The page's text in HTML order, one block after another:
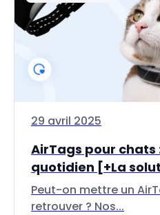
29 avril 2025
AirTags pour chats
quotidien [+La
Peut-on mettre un
retrouver ? Nos...